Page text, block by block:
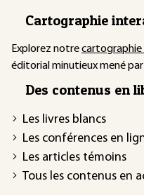
Cartographie
Explorez notre
éditorial minutieux mené
Des contenus en
Les livres blancs
Les conférences en
Les articles témoins
Tous les contenus en